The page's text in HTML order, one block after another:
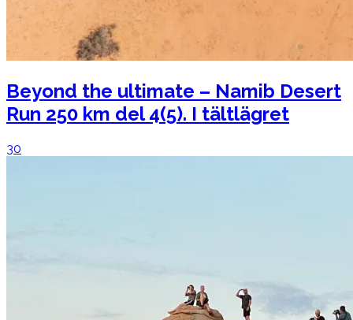
Beyond the ultimate – Namib Desert
Run 250 km del 4(5). I tältlägret
30